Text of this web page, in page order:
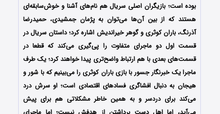
بوده است؛ بازیگران اصلی سریال هم نام‌های آشنا و خوش‌سابقه‌ای
هستند که از بین آن‌ها می‌توان به پژمان جمشیدی، حمیدرضا
آذرنگ، باران کوثری و گوهر خیراندیش اشاره کرد؛ داستان سریال در
قسمت اول دو ماجرای متفاوت را پی‌گیری می‌کند که قطعا در
قسمت‌های بعدی با هم ارتباط واضح‌تری پیدا خواهند کرد؛ یک طرف
ماجرا یک خبرنگار جسور با بازی باران کوثری را می‌بینیم که با شور و
هیجان به دنبال افشاگری فساد‌های اقتصادی است؛ او سرش درد
می‌کند برای دردسر و به همین خاطر مشکلاتی هم برای پیش